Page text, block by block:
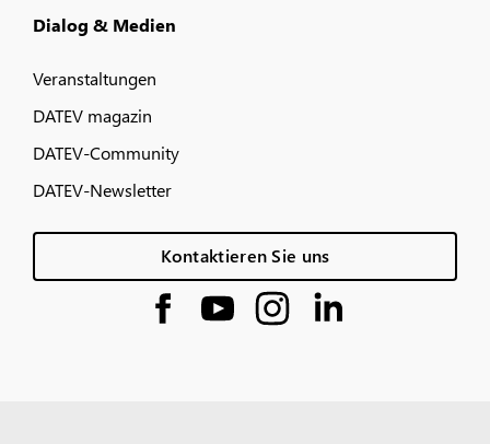
Dialog & Medien
Veranstaltungen
DATEV magazin
DATEV-Community
DATEV-Newsletter
Kontaktieren Sie uns